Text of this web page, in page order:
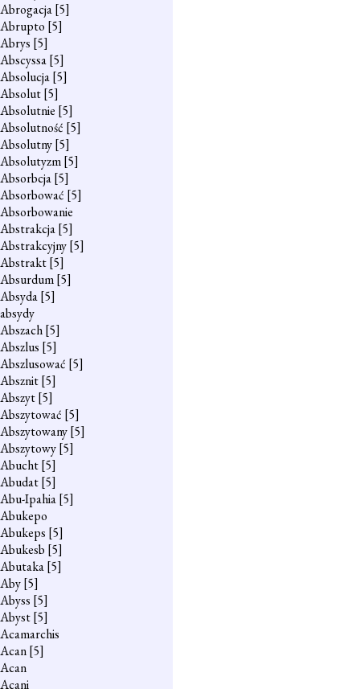
Abrogacja[5]
Abrupto [5]
Abrys [5]
Abscyssa[5]
Absolucja[5]
Absolut[5]
Absolutnie [5]
Absolutność [5]
Absolutny[5]
Absolutyzm[5]
Absorbcja[5]
Absorbować [5]
Absorbowanie
Abstrakcja[5]
Abstrakcyjny[5]
Abstrakt[5]
Absurdum[5]
Absyda[5]
absydy
Abszach[5]
Abszlus [5]
Abszlusować [5]
Absznit[5]
Abszyt[5]
Abszytować [5]
Abszytowany[5]
Abszytowy[5]
Abucht[5]
Abudat[5]
Abu-Ipahia[5]
Abukepo
Abukeps [5]
Abukesb [5]
Abutaka[5]
Aby[5]
Abyss [5]
Abyst[5]
Acamarchis
Acan[5]
Acan
Acani